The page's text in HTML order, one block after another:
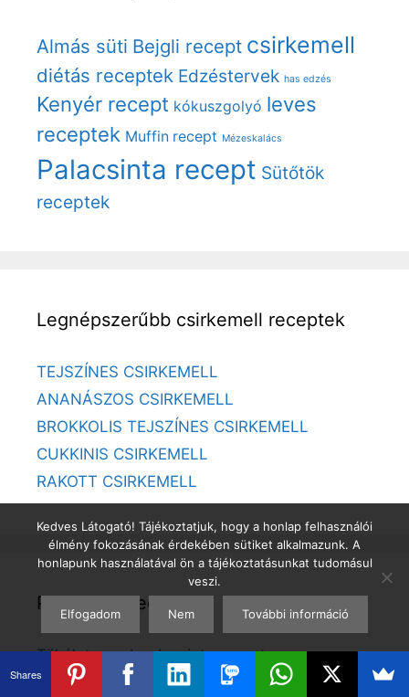
Almás süti Bejgli recept csirkemell
diétás receptek Edzéstervek has edzés
Kenyér recept kókuszgolyó leves
receptek Muffin recept Mézeskalács
Palacsinta recept Sütőtök
receptek
Legnépszerűbb csirkemell receptek
TEJSZÍNES CSIRKEMELL
ANANÁSZOS CSIRKEMELL
BROKKOLIS TEJSZÍNES CSIRKEMELL
CUKKINIS CSIRKEMELL
RAKOTT CSIRKEMELL
Palacsinta recept
Tökéletes zabpalacsinta recept
Tökéletes amerikai zabpalacsinta recept
Kedves Látogató! Tájékoztatjuk, hogy a honlap felhasználói
élmény fokozásának érdekében sütiket alkalmazunk. A
honlapunk használatával ön a tájékoztatásunkat tudomásul
veszi.
Elfogadom Nem További információ
Shares